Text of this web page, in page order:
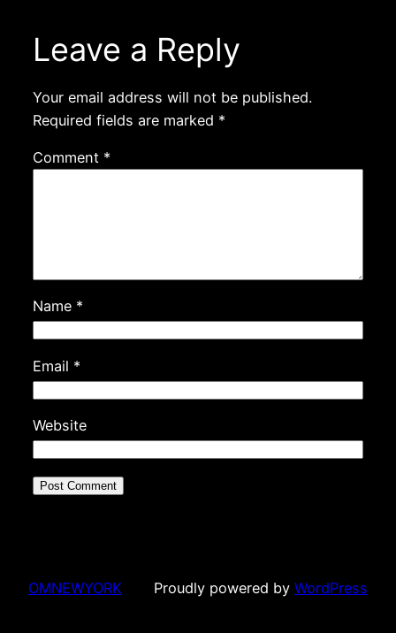
Leave a Reply
Your email address will not be published.
Required fields are marked *
Comment *
Name *
Email *
Website
OMNEWYORK Proudly powered by WordPress